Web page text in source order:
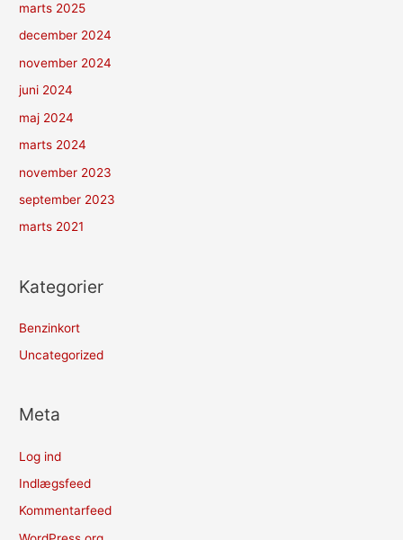
marts 2025
december 2024
november 2024
juni 2024
maj 2024
marts 2024
november 2023
september 2023
marts 2021
Kategorier
Benzinkort
Uncategorized
Meta
Log ind
Indlægsfeed
Kommentarfeed